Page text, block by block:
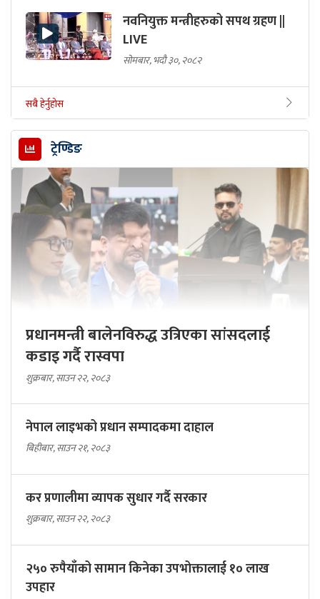
नवनियुक्त मन्त्रीहरुको सपथ ग्रहण ||
LIVE
सोमबार, भदौ ३०, २०८२
सबै हेर्नुहोस
ट्रेण्डिङ
प्रधानमन्त्री बालेनविरुद्ध उत्रिएका सांसदलाई
कडाइ गर्दै रास्वपा
शुक्रबार, साउन २२, २०८३
नेपाल लाइभको प्रधान सम्पादकमा दाहाल
बिहीबार, साउन २१, २०८३
कर प्रणालीमा व्यापक सुधार गर्दै सरकार
शुक्रबार, साउन २२, २०८३
२५० रुपैयाँको सामान किनेका उपभोक्तालाई १० लाख
उपहार